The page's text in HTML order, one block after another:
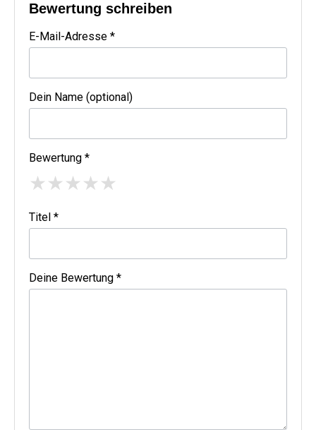
Bewertung schreiben
E-Mail-Adresse *
Dein Name (optional)
Bewertung *
★★★★★
Titel *
Deine Bewertung *